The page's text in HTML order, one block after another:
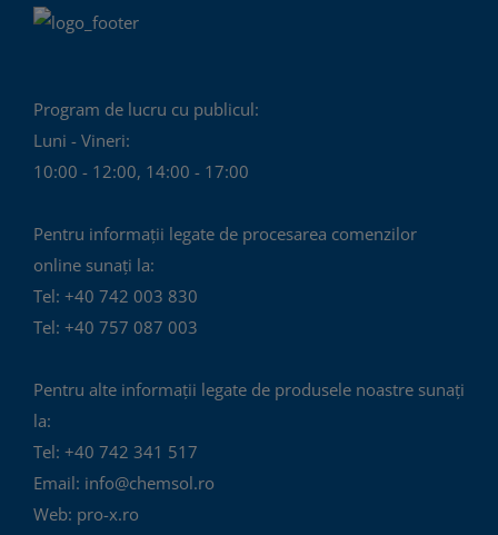
Program de lucru cu publicul:
Luni - Vineri:
10:00 - 12:00, 14:00 - 17:00
Pentru informații legate de procesarea comenzilor
online sunați la:
Tel: +40 742 003 830
Tel: +40 757 087 003
Pentru alte informații legate de produsele noastre sunați
la:
Tel: +40 742 341 517
Email: info@chemsol.ro
Web: pro-x.ro